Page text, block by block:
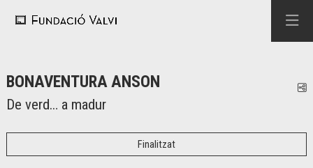
BONAVENTURA ANSON
De verd… a madur
Finalitzat